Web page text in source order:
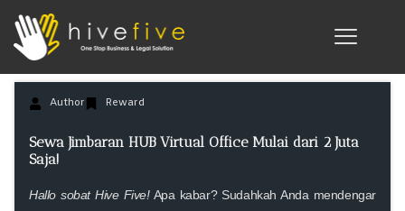
Author Reward
Sewa Jimbaran HUB Virtual Office Mulai dari 2 Juta
Saja!
Hallo sobat Hive Five!Apa kabar? Sudahkah Anda mendengar